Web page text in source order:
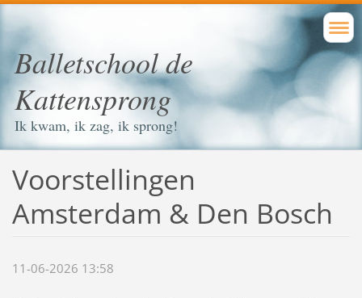
Balletschool de
Kattensprong
Ik kwam, ik zag, ik sprong!
Voorstellingen
Amsterdam & Den Bosch
11-06-2026 13:58